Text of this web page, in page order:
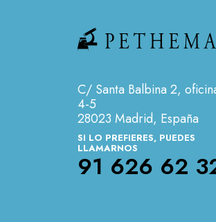
C/ Santa Balbina 2,
4-5
28023 Madrid, España
SI LO PREFIERES, PUEDES
LLAMARNOS
91 626 62